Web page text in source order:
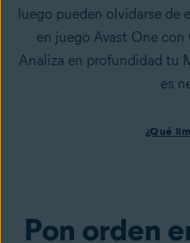
luego pueden olvidarse de
en juego Avast One
Analiza en profundidad tu
es
¿Qué
Pon orden